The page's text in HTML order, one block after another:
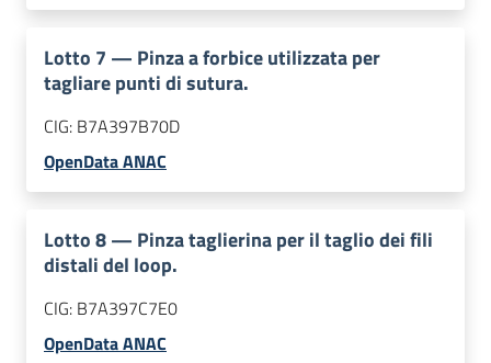
Lotto 7 — Pinza a forbice utilizzata per
tagliare punti di sutura.
CIG: B7A397B70D
OpenData ANAC
Lotto8— Pinza taglierina per il taglio dei fili
distali del loop.
CIG: B7A397C7E0
OpenData ANAC